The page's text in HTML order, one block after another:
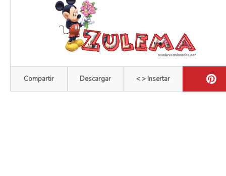
Compartir Descargar < > Insertar